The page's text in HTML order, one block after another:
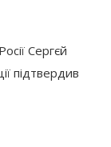
Сергєй
підтвердив